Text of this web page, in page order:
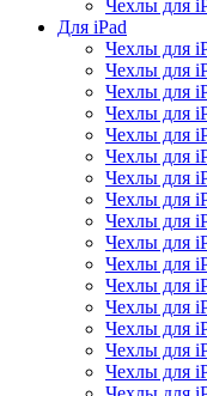
Чехлы для
Для iPad
Чехлы для
Чехлы для
Чехлы для
Чехлы для
Чехлы для
Чехлы для
Чехлы для
Чехлы для
Чехлы для
Чехлы для
Чехлы для
Чехлы для
Чехлы для
Чехлы для
Чехлы для
Чехлы для